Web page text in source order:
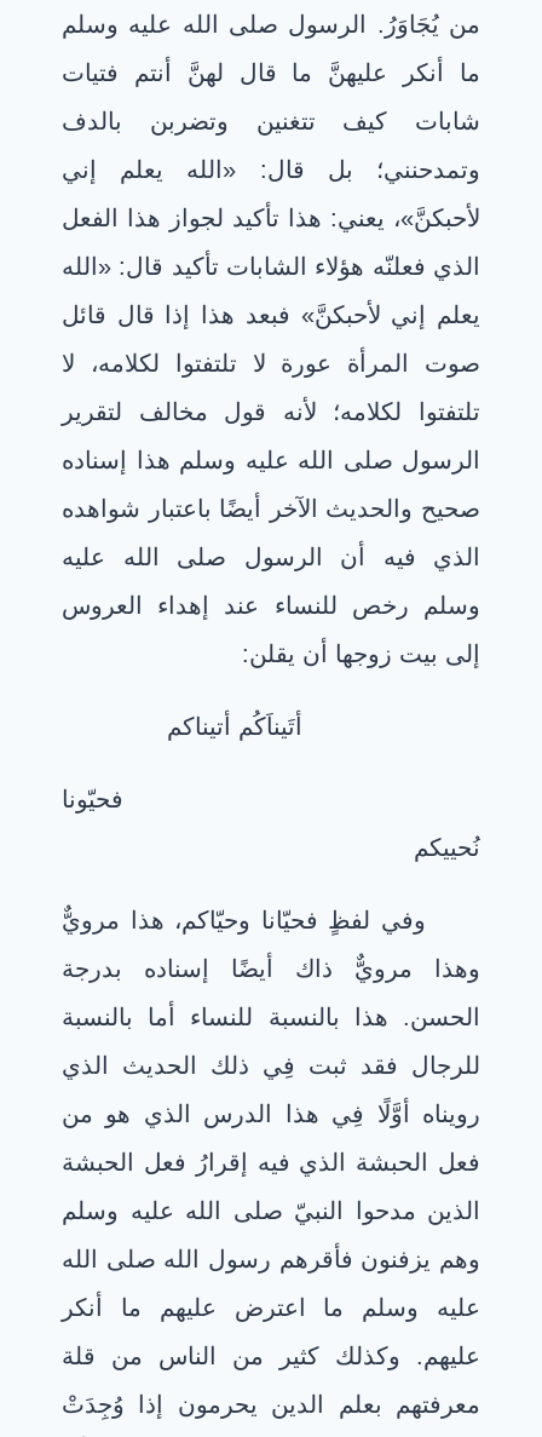
من يُجَاوَرُ. الرسول صلى الله عليه وسلم
ما أنكر عليهنَّ ما قال لهنَّ أنتم فتيات
شابات كيف تتغنين وتضربن بالدف
وتمدحنني؛ بل قال: «الله يعلم إني
لأحبكنَّ»، يعني: هذا تأكيد لجواز هذا الفعل
الذي فعلنّه هؤلاء الشابات تأكيد قال: «الله
يعلم إني لأحبكنَّ» فبعد هذا إذا قال قائل
صوت المرأة عورة لا تلتفتوا لكلامه، لا
تلتفتوا لكلامه؛ لأنه قول مخالف لتقرير
الرسول صلى الله عليه وسلم هذا إسناده
صحيح والحديث الآخر أيضًا باعتبار شواهده
الذي فيه أن الرسول صلى الله عليه
وسلم رخص للنساء عند إهداء العروس
إلى بيت زوجها أن يقلن:
أتَيناَكُم أتيناكم
فحيّونا
نُحييكم
وفي لفظٍ فحيّانا وحيّاكم، هذا مرويٌّ
وهذا مرويٌّ ذاك أيضًا إسناده بدرجة
الحسن. هذا بالنسبة للنساء أما بالنسبة
للرجال فقد ثبت فِي ذلك الحديث الذي
رويناه أوَّلًا فِي هذا الدرس الذي هو من
فعل الحبشة الذي فيه إقرارُ فعل الحبشة
الذين مدحوا النبيّ صلى الله عليه وسلم
وهم يزفنون فأقرهم رسول الله صلى الله
عليه وسلم ما اعترض عليهم ما أنكر
عليهم. وكذلك كثير من الناس من قلة
معرفتهم بعلم الدين يحرمون إذا وُجِدَتْ